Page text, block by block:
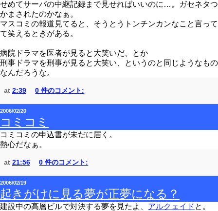
せめてサーバの中継記録まで見せればいいのに…。ガセネタつ
かまされたのかなぁ。
マスコミの報道見てると、そうとうトンチンカンなこと言って
て笑えるときがある。
病院ドラマを医者が見ると大笑いだ、とか
刑事ドラマを刑事が見ると大笑い、というのと同じようなもの
なんだろうな。
at 2:39 0 件のコメント:
2006/02/20
コミコミ
コミコミの申込書が未だに届く。
熱心だなぁ。
at 21:56 0 件のコメント:
2006/02/19
起きがけに見る夢が正夢になる？
建設中の高層ビルで対決する夢を見たよ、 アルクェイド と。